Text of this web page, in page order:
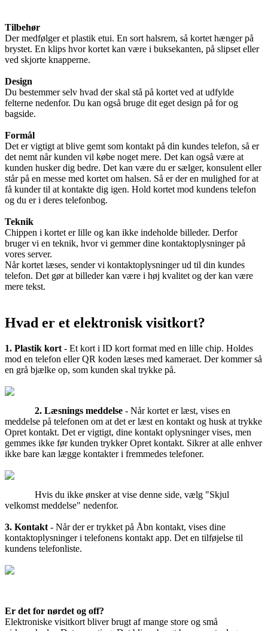
Tilbehør
Der medfølger et plastik etui. En sort halsrem, så kortet hænger på
brystet. En klips hvor kortet kan være i buksekanten, på slipset eller
ved skjorte knapperne.
Design
Du bestemmer selv hvad der skal stå på kortet ved at udfylde
felterne nedenfor. Du kan også bruge dit eget design på for og
bagside.
Formål
Det er vigtigt at blive gemt som kontakt på din kundes telefon, så er
det nemt når kunden vil købe noget mere. Det kan også være at
kunden husker dig bedre. Det kan være du er sælger, konsulent eller
står på en messe med kortet om halsen. Så er der en mulighed for at
få kunder til at kontakte dig igen. Hold kortet mod kundens telefon
og du er i deres telefonbog.
Teknik
Chippen i kortet er lille og kan ikke indeholde billeder. Derfor
bruger vi en teknik, hvor vi gemmer dine kontaktoplysninger på
vores server.
Når kortet læses, sender vi kontaktoplysninger ud til din kundes
telefon. Det gør at billeder kan være i høj kvalitet og der kan være
mere tekst.
Hvad er et elektronisk visitkort?
1. Plastik kort - Et kort i ID kort format med en lille chip. Holdes
mod en telefon eller QR koden læses med kameraet. Der kommer så
en grå bjælke op, som kunden skal trykke på.
2. Læsnings meddelse - Når kortet er læst, vises en
meddelse på telefonen om at det er læst en kontakt og husk at trykke
Opret kontakt. Det er vigtigt, dine kontakt oplysninger vises, men
gemmes ikke før kunden trykker Opret kontakt. Sikrer at alle enhver
ikke bare kan lægge kontakter i fremmedes telefoner.
Hvis du ikke ønsker at vise denne side, vælg "Skjul
velkomst meddelse" nedenfor.
3. Kontakt - Når der er trykket på Åbn kontakt, vises dine
kontaktoplysninger i telefonens kontakt app. Det en tilføjelse til
kundens telefonliste.
Er det for nørdet og off?
Elektroniske visitkort bliver brugt af mange store og små